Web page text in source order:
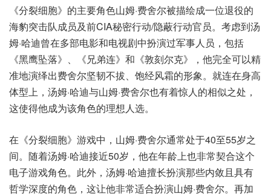
《分裂细胞》的主要角色山姆·费舍尔被描绘成一位退役的
海豹突击队成员及前CIA秘密行动/隐蔽行动官员。考虑到汤
姆·哈迪曾在多部电影和电视剧中扮演过军事人员，包括
《黑鹰坠落》、《兄弟连》和《敦刻尔克》，他完全可以精
准地演绎出费舍尔坚韧不拔、饱经风霜的形象。就连在身高
体型上，汤姆·哈迪与山姆·费舍尔也有着惊人的相似之处，
这使得他成为该角色的理想人选。
在《分裂细胞》游戏中，山姆·费舍尔通常处于40至55岁之
间。随着汤姆·哈迪接近50岁，他在年龄上也非常契合这个
电子游戏角色。此外，汤姆·哈迪擅长扮演那些内敛且具有
哲学深度的角色，这让他非常适合扮演山姆·费舍尔。再加